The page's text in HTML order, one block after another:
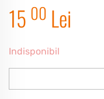
15 00 Lei
Indisponibil